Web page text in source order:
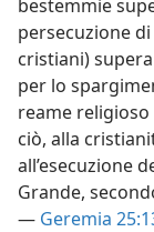
bestemmie
persecuzione
cristiani)
per lo
reame
ciò, alla
all’esecuzione
Grande,
— Geremia